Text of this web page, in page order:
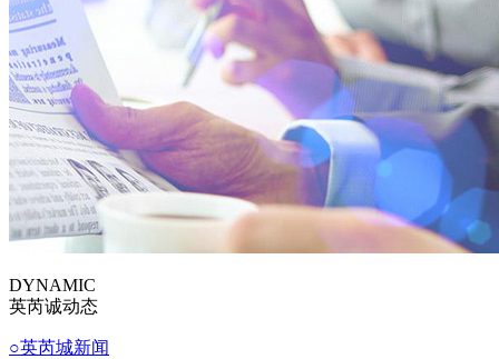
DYNAMIC
英芮诚动态
○英芮城新闻